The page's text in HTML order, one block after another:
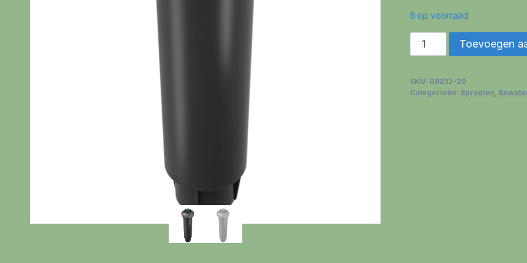
6 op voorraad
Verzonken
turbinesproeier
aantal
Toevoegen
SKU: 08232-20
Categorieën: Sproeien